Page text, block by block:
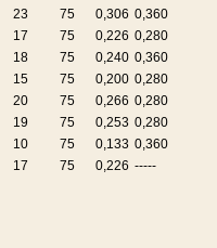
23 75 0,306 0,360
17 75 0,226 0,280
18 75 0,240 0,360
15 75 0,200 0,280
20 75 0,266 0,280
19 75 0,253 0,280
10 75 0,133 0,360
17 75 0,226 -----